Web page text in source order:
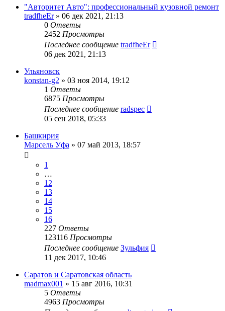
"Авторитет Авто": профессиональный кузовной ремонт
tradfheEr» 06 дек 2021, 21:13
0 Ответы
2452 Просмотры
Последнее сообщение tradfheEr
06 дек 2021, 21:13
Ульяновск
konstan-g2 » 03 ноя 2014, 19:12
1 Ответы
6875 Просмотры
Последнее сообщение radspec
05 сен 2018, 05:33
Башкирия
Марсель Уфа » 07 май 2013, 18:57
1
…
12
13
14
15
16
227 Ответы
123116 Просмотры
Последнее сообщение Зульфия
11 дек 2017, 10:46
Саратов и Саратовская область
madmax001 » 15 авг 2016, 10:31
5 Ответы
4963 Просмотры